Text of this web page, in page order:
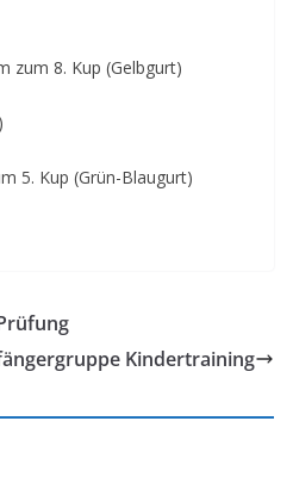
zum 8. Kup (Gelbgurt)
5. Kup (Grün-Blaugurt)
Kindertraining